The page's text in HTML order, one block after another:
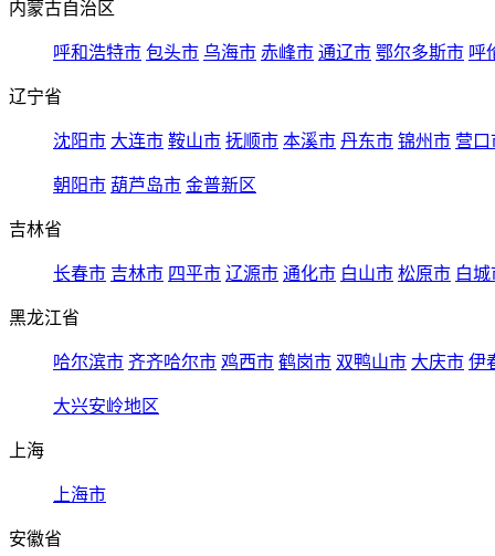
内蒙古自治区
呼和浩特市 包头市 乌海市 赤峰市 通辽市 鄂尔多斯市 呼
辽宁省
沈阳市 大连市 鞍山市 抚顺市 本溪市 丹东市 锦州市 营口
朝阳市 葫芦岛市 金普新区
吉林省
长春市 吉林市 四平市 辽源市 通化市 白山市 松原市 白城
黑龙江省
哈尔滨市 齐齐哈尔市 鸡西市 鹤岗市 双鸭山市 大庆市 伊
大兴安岭地区
上海
上海市
安徽省